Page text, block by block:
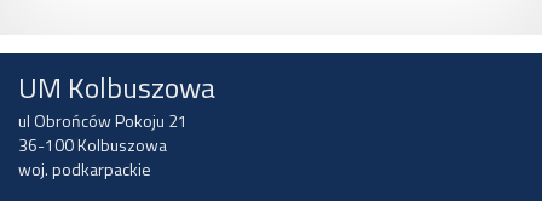
UM Kolbuszowa
ul Obrońców Pokoju 21
36-100 Kolbuszowa
woj. podkarpackie